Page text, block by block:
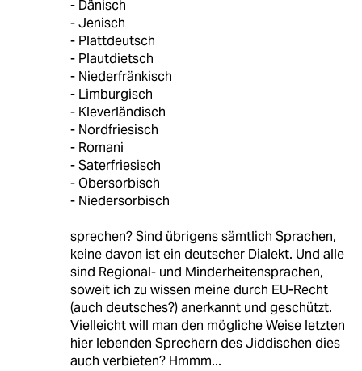
- Dänisch
- Jenisch
- Plattdeutsch
- Plautdietsch
- Niederfränkisch
- Limburgisch
- Kleverländisch
- Nordfriesisch
- Romani
- Saterfriesisch
- Obersorbisch
- Niedersorbisch
sprechen? Sind übrigens sämtlich Sprachen,
keine davon ist ein deutscher Dialekt. Und alle
sind Regional- und Minderheitensprachen,
soweit ich zu wissen meine durch EU-Recht
(auch deutsches?) anerkannt und geschützt.
Vielleicht will man den mögliche Weise letzten
hier lebenden Sprechern des Jiddischen dies
auch verbieten? Hmmm...